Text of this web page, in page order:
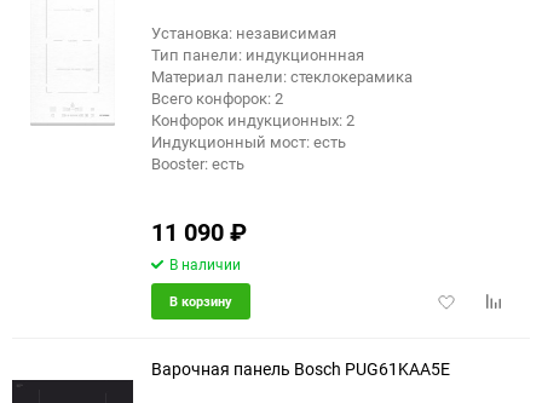
Установка: независимая
Тип панели: индукционнная
Материал панели: стеклокерамика
Всего конфорок: 2
Конфорок индукционных: 2
Индукционный мост: есть
Booster: есть
11 090₽
В наличии
Добавить
В корзину
Варочная панель Bosch PUG61KAA5E